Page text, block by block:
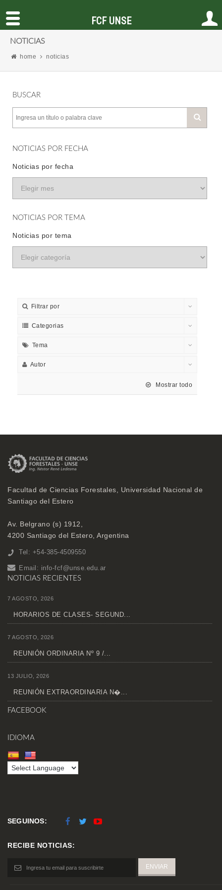
NOTICIAS
home noticias
BUSCAR
NOTICIAS POR FECHA
Noticias por fecha
NOTICIAS POR TEMA
Noticias por tema
Filtrar por
Categorias
Tema
Autor
Mostrar todo
Facultad de Ciencias Forestales, Universidad Nacional de
Santiago del Estero
Av. Belgrano (s) 1912,
4200 Santiago del Estero, Argentina
Tel: +54-385-4509550
Email: info-fcf@unse.edu.ar
NOTICIAS RECIENTES
7 AGOSTO, 2026
HORARIOS DE CLASES- SEGUND...
7 AGOSTO, 2026
REUNIÓN ORDINARIA Nº 9 /...
13 JULIO, 2026
REUNIÓN EXTRAORDINARIA N�...
FACEBOOK
IDIOMA
SEGUINOS:
RECIBE NOTICIAS:
FCF UNSE